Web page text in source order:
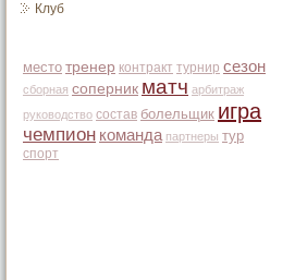
Клуб
место тренер контракт турнир сезон
сборная соперник матч арбитраж
руководство состав болельщик игра
чемпион команда партнеры тур
спорт